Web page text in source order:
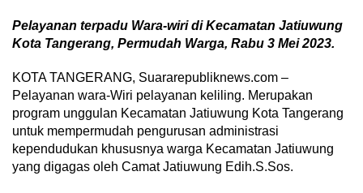
Pelayanan terpadu Wara-wiri di Kecamatan Jatiuwung
Kota Tangerang, Permudah Warga, Rabu 3 Mei 2023.
KOTA TANGERANG, Suararepubliknews.com –
Pelayanan wara-Wiri pelayanan keliling. Merupakan
program unggulan Kecamatan Jatiuwung Kota Tangerang
untuk mempermudah pengurusan administrasi
kependudukan khususnya warga Kecamatan Jatiuwung
yang digagas oleh Camat Jatiuwung Edih.S.Sos.